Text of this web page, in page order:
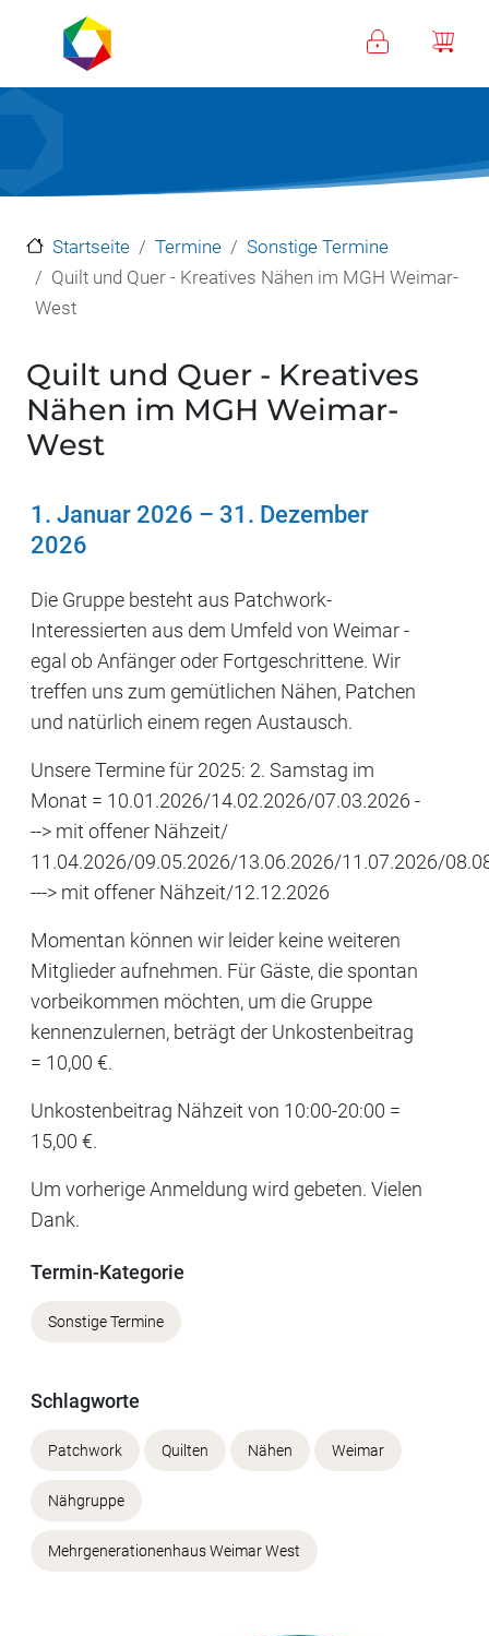
Direkt zum Inhalt
Startseite Termine
Sonstige Termine
Quilt und Quer - Kreatives Nähen im MGH Weimar-
West
Quilt und Quer - Kreatives
Nähen im MGH Weimar-
West
1. Januar 2026 – 31. Dezember
2026
Die Gruppe besteht aus Patchwork-
Interessierten aus dem Umfeld von Weimar -
egal ob Anfänger oder Fortgeschrittene. Wir
treffen uns zum gemütlichen Nähen, Patchen
und natürlich einem regen Austausch.
Unsere Termine für 2025: 2. Samstag im
Monat = 10.01.2026/14.02.2026/07.03.2026 -
--> mit offener Nähzeit/
11.04.2026/09.05.2026/13.06.2026/11.07.2026/
---> mit offener Nähzeit/12.12.2026
Momentan können wir leider keine weiteren
Mitglieder aufnehmen. Für Gäste, die spontan
vorbeikommen möchten, um die Gruppe
kennenzulernen, beträgt der Unkostenbeitrag
= 10,00 €.
Unkostenbeitrag Nähzeit von 10:00-20:00 =
15,00 €.
Um vorherige Anmeldung wird gebeten. Vielen
Dank.
Termin-Kategorie
Sonstige Termine
Schlagworte
Patchwork Quilten Nähen Weimar
Nähgruppe
Mehrgenerationenhaus Weimar West